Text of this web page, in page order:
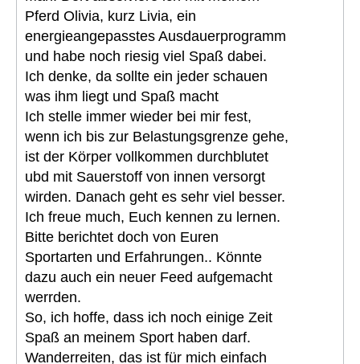
Pferd Olivia, kurz Livia, ein
energieangepasstes Ausdauerprogramm
und habe noch riesig viel Spaß dabei.
Ich denke, da sollte ein jeder schauen
was ihm liegt und Spaß macht
Ich stelle immer wieder bei mir fest,
wenn ich bis zur Belastungsgrenze gehe,
ist der Körper vollkommen durchblutet
ubd mit Sauerstoff von innen versorgt
wirden. Danach geht es sehr viel besser.
Ich freue much, Euch kennen zu lernen.
Bitte berichtet doch von Euren
Sportarten und Erfahrungen.. Könnte
dazu auch ein neuer Feed aufgemacht
werrden.
So, ich hoffe, dass ich noch einige Zeit
Spaß an meinem Sport haben darf.
Wanderreiten, das ist für mich einfach